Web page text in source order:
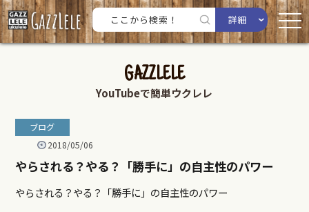
詳細
GAZZLELE
YouTubeで簡単ウクレレ
ブログ
2018/05/06
やらされる？やる？「勝手に」の自主性のパワー
やらされる？やる？「勝手に」の自主性のパワー